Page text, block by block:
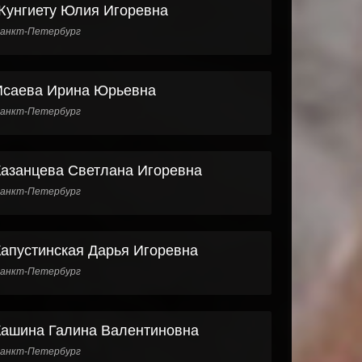
Юлия Игоревна
Петербург
Ирина Юрьевна
Петербург
Светлана Игоревна
Петербург
Дарья Игоревна
Петербург
Галина Валентиновна
Петербург